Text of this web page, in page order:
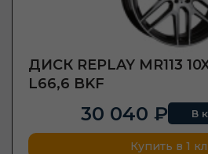
ДИСК REPLAY MR113
L66,6 BKF
30 040 ₽ В
Купить в 1